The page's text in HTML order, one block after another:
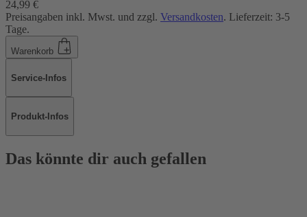
24,99 €
Preisangaben inkl. Mwst. und zzgl. Versandkosten. Lieferzeit: 3-5
Tage.
Warenkorb
Service-Infos
Produkt-Infos
Das könnte dir auch gefallen